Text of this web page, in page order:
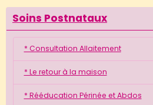
Soins Postnataux
* Consultation Allaitement
* Le retour à la maison
* Rééducation Périnée et Abdos